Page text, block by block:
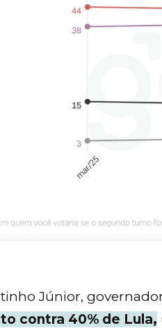
Júnior,
contra 40% de Lula,